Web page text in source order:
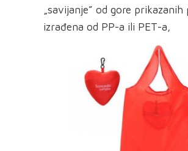
„savijanje” od gore prikazanih
izrađena od PP-a ili PET-a,